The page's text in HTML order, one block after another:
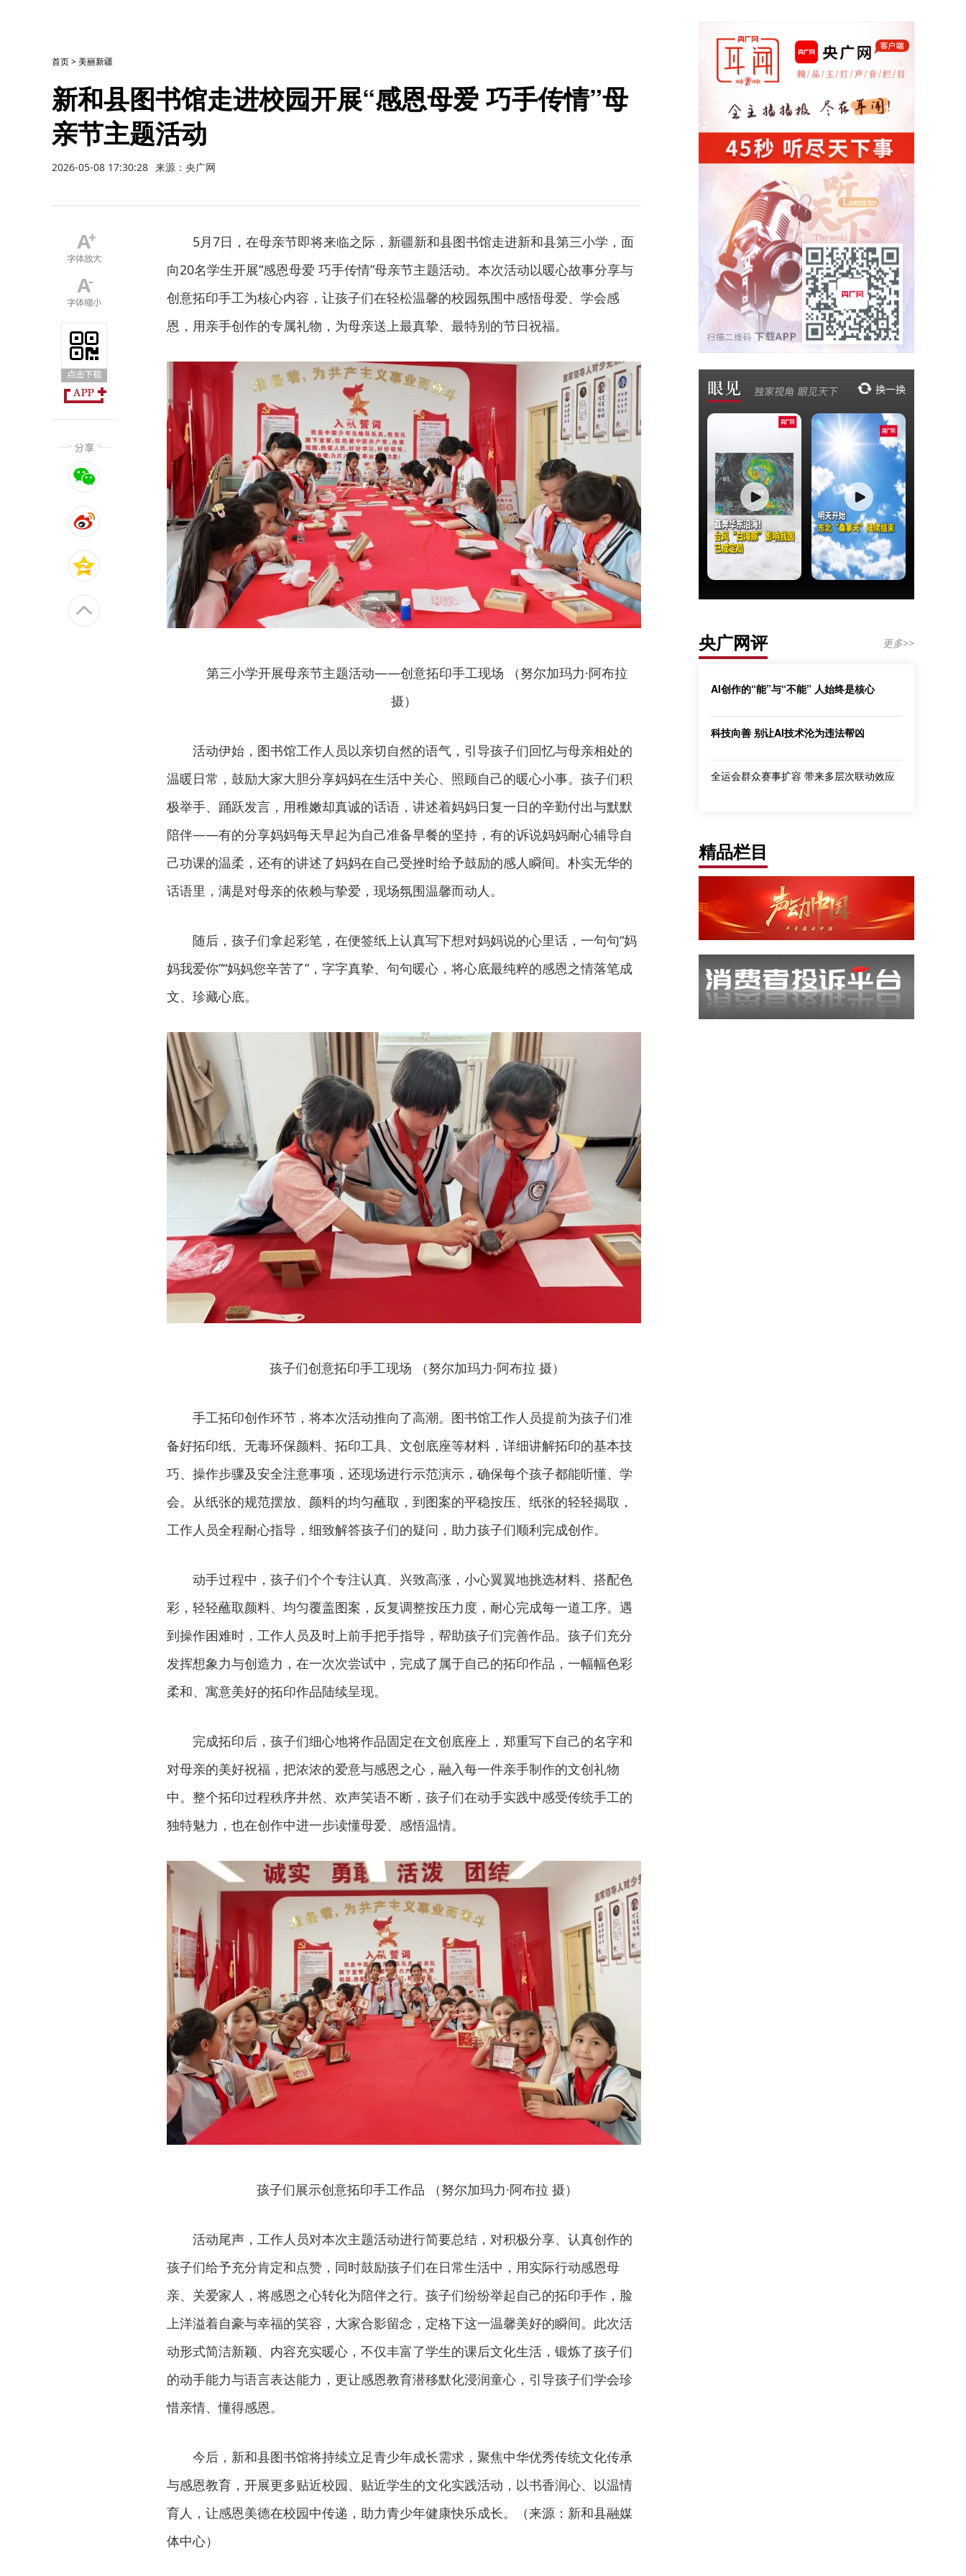
首页>美丽新疆
新和县图书馆走进校园开展“感恩母爱 巧手传情”母
亲节主题活动
2026-05-08 17:30:28 来源：央广网
5月7日，在母亲节即将来临之际，新疆新和县图书馆走进新和县第三小学，面
向20名学生开展“感恩母爱 巧手传情”母亲节主题活动。本次活动以暖心故事分享与
创意拓印手工为核心内容，让孩子们在轻松温馨的校园氛围中感悟母爱、学会感
恩，用亲手创作的专属礼物，为母亲送上最真挚、最特别的节日祝福。
第三小学开展母亲节主题活动——创意拓印手工现场 （努尔加玛力·阿布拉
摄）
活动伊始，图书馆工作人员以亲切自然的语气，引导孩子们回忆与母亲相处的
温暖日常，鼓励大家大胆分享妈妈在生活中关心、照顾自己的暖心小事。孩子们积
极举手、踊跃发言，用稚嫩却真诚的话语，讲述着妈妈日复一日的辛勤付出与默默
陪伴——有的分享妈妈每天早起为自己准备早餐的坚持，有的诉说妈妈耐心辅导自
己功课的温柔，还有的讲述了妈妈在自己受挫时给予鼓励的感人瞬间。朴实无华的
话语里，满是对母亲的依赖与挚爱，现场氛围温馨而动人。
随后，孩子们拿起彩笔，在便签纸上认真写下想对妈妈说的心里话，一句句“妈
妈我爱你”“妈妈您辛苦了”，字字真挚、句句暖心，将心底最纯粹的感恩之情落笔成
文、珍藏心底。
孩子们创意拓印手工现场 （努尔加玛力·阿布拉 摄）
手工拓印创作环节，将本次活动推向了高潮。图书馆工作人员提前为孩子们准
备好拓印纸、无毒环保颜料、拓印工具、文创底座等材料，详细讲解拓印的基本技
巧、操作步骤及安全注意事项，还现场进行示范演示，确保每个孩子都能听懂、学
会。从纸张的规范摆放、颜料的均匀蘸取，到图案的平稳按压、纸张的轻轻揭取，
工作人员全程耐心指导，细致解答孩子们的疑问，助力孩子们顺利完成创作。
动手过程中，孩子们个个专注认真、兴致高涨，小心翼翼地挑选材料、搭配色
彩，轻轻蘸取颜料、均匀覆盖图案，反复调整按压力度，耐心完成每一道工序。遇
到操作困难时，工作人员及时上前手把手指导，帮助孩子们完善作品。孩子们充分
发挥想象力与创造力，在一次次尝试中，完成了属于自己的拓印作品，一幅幅色彩
柔和、寓意美好的拓印作品陆续呈现。
完成拓印后，孩子们细心地将作品固定在文创底座上，郑重写下自己的名字和
对母亲的美好祝福，把浓浓的爱意与感恩之心，融入每一件亲手制作的文创礼物
中。整个拓印过程秩序井然、欢声笑语不断，孩子们在动手实践中感受传统手工的
独特魅力，也在创作中进一步读懂母爱、感悟温情。
孩子们展示创意拓印手工作品 （努尔加玛力·阿布拉 摄）
活动尾声，工作人员对本次主题活动进行简要总结，对积极分享、认真创作的
孩子们给予充分肯定和点赞，同时鼓励孩子们在日常生活中，用实际行动感恩母
亲、关爱家人，将感恩之心转化为陪伴之行。孩子们纷纷举起自己的拓印手作，脸
上洋溢着自豪与幸福的笑容，大家合影留念，定格下这一温馨美好的瞬间。此次活
动形式简洁新颖、内容充实暖心，不仅丰富了学生的课后文化生活，锻炼了孩子们
的动手能力与语言表达能力，更让感恩教育潜移默化浸润童心，引导孩子们学会珍
惜亲情、懂得感恩。
今后，新和县图书馆将持续立足青少年成长需求，聚焦中华优秀传统文化传承
与感恩教育，开展更多贴近校园、贴近学生的文化实践活动，以书香润心、以温情
育人，让感恩美德在校园中传递，助力青少年健康快乐成长。（来源：新和县融媒
体中心）
央广网评 更多>>
AI创作的“能”与“不能” 人始终是核心
科技向善 别让AI技术沦为违法帮凶
全运会群众赛事扩容 带来多层次联动效应
精品栏目